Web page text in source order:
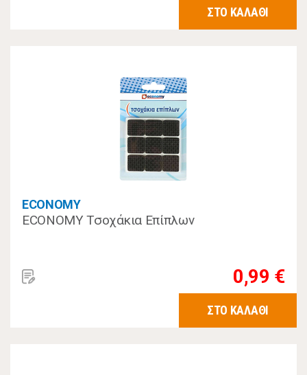
ΣΤΟ ΚΑΛΑΘΙ
ECONOMY
ECONOMY Τσοχάκια Επίπλων
0,99 €
ΣΤΟ ΚΑΛΑΘΙ